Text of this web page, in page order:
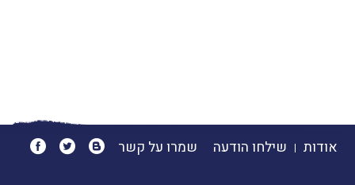
אודות שילחו הודעה שמרו על קשר